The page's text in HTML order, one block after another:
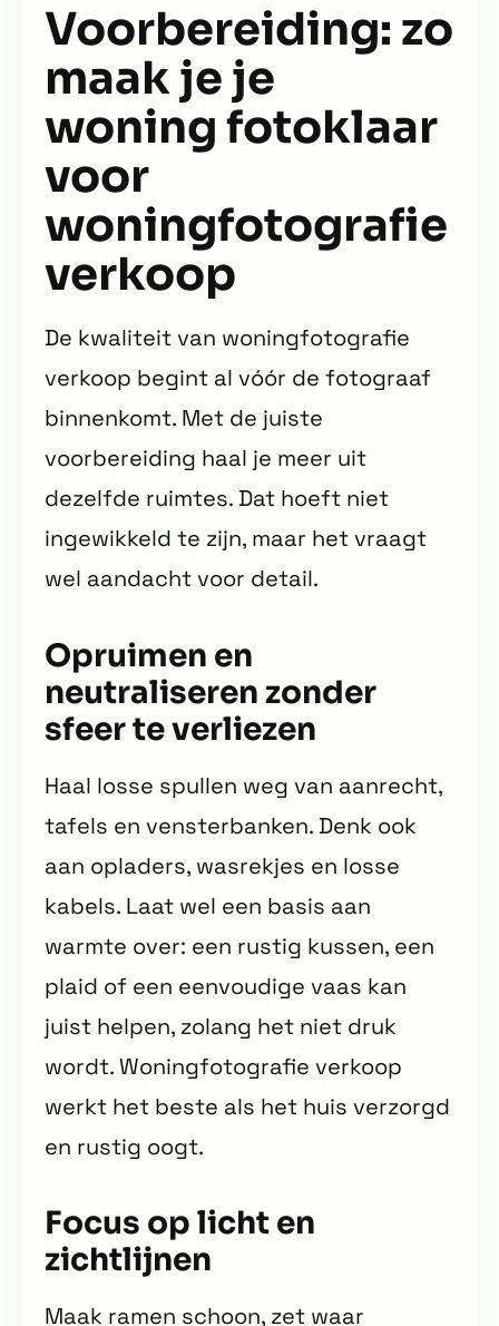
Voorbereiding: zo
maak je je
woning fotoklaar
voor
woningfotografie
verkoop
De kwaliteit van woningfotografie
verkoop begint al vóór de fotograaf
binnenkomt. Met de juiste
voorbereiding haal je meer uit
dezelfde ruimtes. Dat hoeft niet
ingewikkeld te zijn, maar het vraagt
wel aandacht voor detail.
Opruimen en
neutraliseren zonder
sfeer te verliezen
Haal losse spullen weg van aanrecht,
tafels en vensterbanken. Denk ook
aan opladers, wasrekjes en losse
kabels. Laat wel een basis aan
warmte over: een rustig kussen, een
plaid of een eenvoudige vaas kan
juist helpen, zolang het niet druk
wordt. Woningfotografie verkoop
werkt het beste als het huis verzorgd
en rustig oogt.
Focus op licht en
zichtlijnen
Maak ramen schoon, zet waar